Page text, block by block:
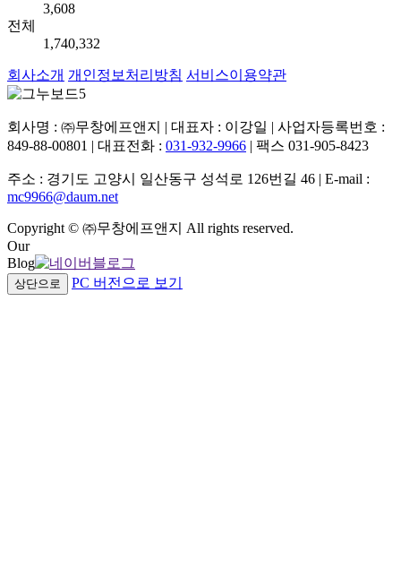
3,608
전체
1,740,332
회사소개 개인정보처리방침 서비스이용약관
회사명 : ㈜무창에프앤지 | 대표자 : 이강일 | 사업자등록번호 :
849-88-00801 | 대표전화 : 031-932-9966 | 팩스 031-905-8423
주소 : 경기도 고양시 일산동구 성석로 126번길 46 | E-mail :
mc9966@daum.net
Copyright © ㈜무창에프앤지 All rights reserved.
Our
Blog
상단으로 PC 버전으로 보기